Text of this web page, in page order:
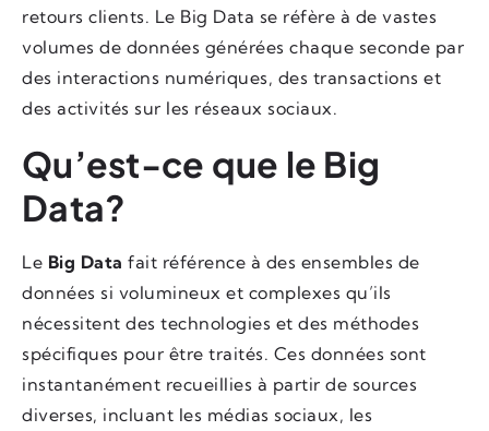
retours clients. Le Big Data se réfère à de vastes
volumes de données générées chaque seconde par
des interactions numériques, des transactions et
des activités sur les réseaux sociaux.
Qu’est-ce que le Big
Data?
Le Big Data fait référence à des ensembles de
données si volumineux et complexes qu’ils
nécessitent des technologies et des méthodes
spécifiques pour être traités. Ces données sont
instantanément recueillies à partir de sources
diverses, incluant les médias sociaux, les